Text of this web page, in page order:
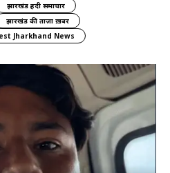
झारखंड हिंदी समाचार
झारखंड की ताज़ा ख़बर
Jharkhand News